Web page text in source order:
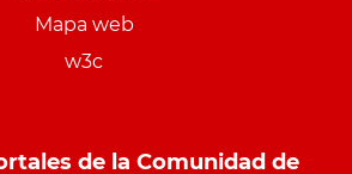
Mapa web
w3c
de la Comunidad de